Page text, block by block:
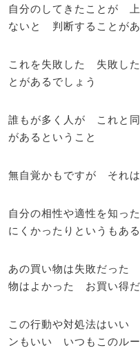
自分のしてきたことが
ないと 判断することがあ
これを失敗した 失敗し
とがあるでしょう
誰もが多く人が これと
があるということ
無自覚かもですが それ
自分の相性や適性を知っ
にくかったりというもあ
あの買い物は失敗だっ
物はよかった お買い得
この行動や対処法はいい
ンもいい いつもこのル